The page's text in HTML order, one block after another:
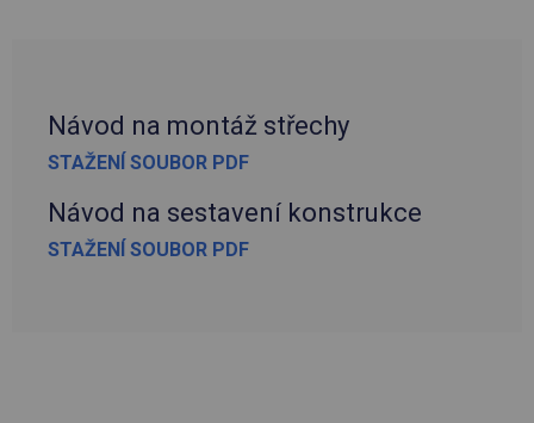
Návod na montáž střechy
STAŽENÍ SOUBOR PDF
Návod na sestavení konstrukce
STAŽENÍ SOUBOR PDF